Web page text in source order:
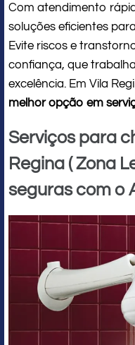
Com atendimento
soluções eficientes
Evite riscos e
confiança, que
excelência. Em Vila
melhor opção em
Serviços para
Regina ( Zona
seguras com o